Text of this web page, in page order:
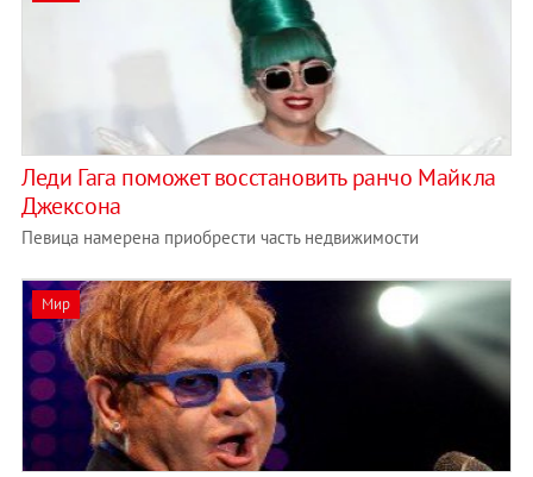
Леди Гага поможет восстановить ранчо Майкла
Джексона
Певица намерена приобрести часть недвижимости
Мир